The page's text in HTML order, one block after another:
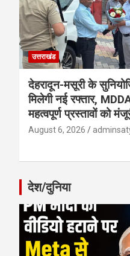
उत्तराखंड
देहरादून-मसूरी के
मिलेगी नई रफ्तार,
महत्वपूर्ण प्रस्तावों को
August 6, 2026
देश/दुनिया